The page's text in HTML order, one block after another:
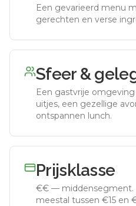
Een gevarieerd menu
gerechten en verse
Sfeer &
Een gastvrije
uitjes, een gezellige
ontspannen lunch.
Prijsklasse
€€ — middensegment.
meestal tussen €15 en